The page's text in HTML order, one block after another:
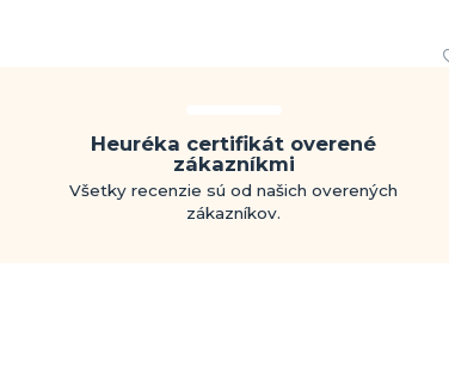
Heuréka certifikát overené
zákazníkmi
Všetky recenzie sú od našich overených
zákazníkov.